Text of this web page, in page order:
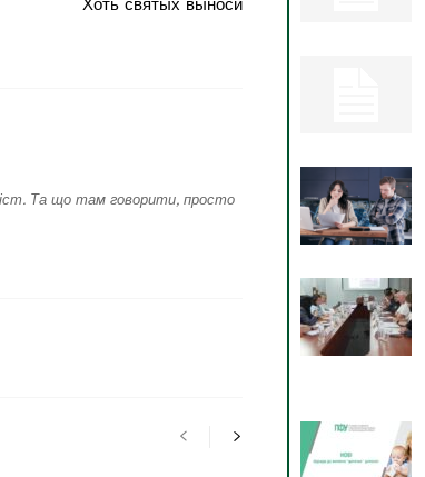
Хоть святых выноси
Та що там говорити, просто